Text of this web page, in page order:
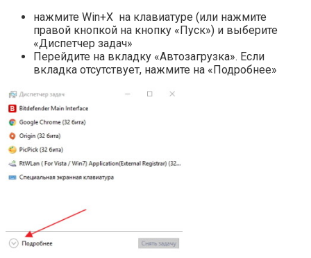
нажмите Win+X на клавиатуре (или нажмите
правой кнопкой на кнопку «Пуск») и выберите
«Диспетчер задач»
Перейдите на вкладку «Автозагрузка». Если
вкладка отсутствует, нажмите на «Подробнее»